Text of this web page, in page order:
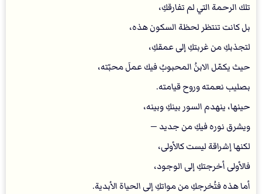
تلك الرحمة التي لم تفارقكِ،
بل كانت تنتظر لحظة السكون هذه،
لتجذبكِ من غربتكِ إلى عمقكِ،
حيث يكمّل الابنُ المحبوبُ فيك عملَ محبّته،
بصليب نعمته وروح قيامته.
حينها، ينهدم السور بينكِ وبينه،
ويشرق نوره فيكِ من جديد —
لكنها إشراقة ليست كالأولى،
فالأولى أخرجتكِ إلى الوجود،
أما هذه فتُخرجكِ من مواتكِ إلى الحياة الأبدية.